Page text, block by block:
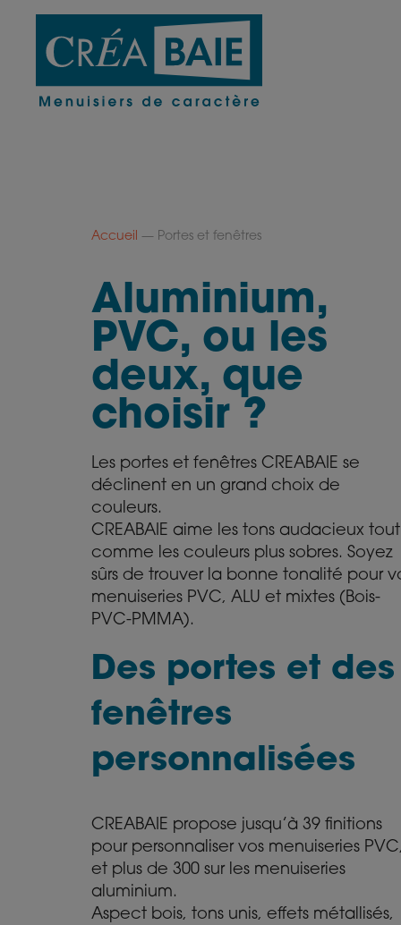
contenu
Accueil Portes et fenêtres
Aluminium,
PVC, ou les
deux, que
choisir ?
Les portes et fenêtres CREABAIE se
déclinent en un grand choix de
couleurs.
CREABAIE aime les tons audacieux tout
comme les couleurs plus sobres. Soyez
sûrs de trouver la bonne tonalité pour
menuiseries PVC, ALU et mixtes (Bois-
PVC-PMMA).
Des portes et des
fenêtres
personnalisées
CREABAIE propose jusqu’à 39 finitions
pour personnaliser vos menuiseries
et plus de 300 sur les menuiseries
aluminium.
Aspect bois, tons unis, effets métallisés,